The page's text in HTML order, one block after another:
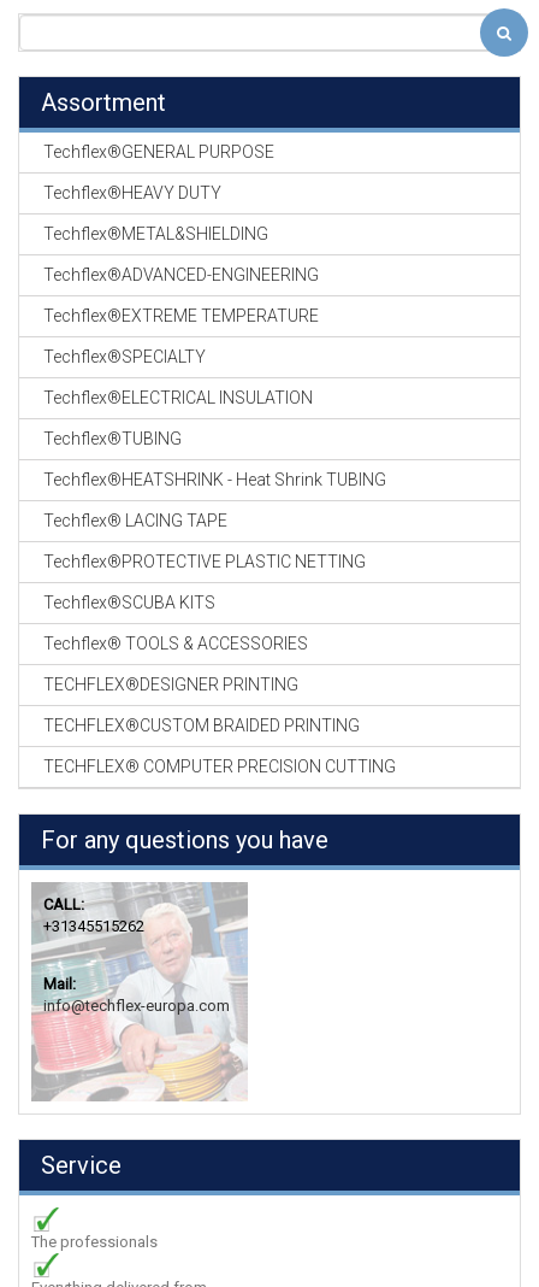
Assortment
Techflex®GENERAL PURPOSE
Techflex®HEAVY DUTY
Techflex®METAL&SHIELDING
Techflex®ADVANCED-ENGINEERING
Techflex®EXTREME TEMPERATURE
Techflex®SPECIALTY
Techflex®ELECTRICAL INSULATION
Techflex®TUBING
Techflex®HEATSHRINK - Heat Shrink TUBING
Techflex® LACING TAPE
Techflex®PROTECTIVE PLASTIC NETTING
Techflex®SCUBA KITS
Techflex® TOOLS & ACCESSORIES
TECHFLEX®DESIGNER PRINTING
TECHFLEX®CUSTOM BRAIDED PRINTING
TECHFLEX® COMPUTER PRECISION CUTTING
For any questions you have
CALL:
+31345515262
Mail:
info@techflex-europa.com
Service
The professionals